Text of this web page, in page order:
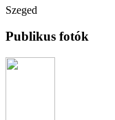
Szeged
Publikus fotók